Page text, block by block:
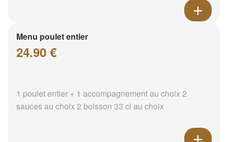
Menu poulet entier
24.90 €
1 poulet entier + 1 accompagnement au choix 2
sauces au choix 2 boisson 33 cl au choix